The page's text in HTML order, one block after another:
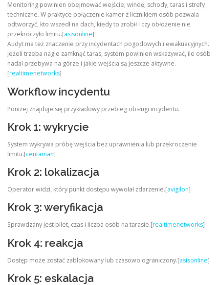
Monitoring powinien obejmować wejście, windę, schody, taras i strefy
techniczne. W praktyce połączenie kamer z licznikiem osób pozwala
odtworzyć, kto wszedł na dach, kiedy to zrobił i czy obłożenie nie
przekroczyło limitu.[asisonline]
Audyt ma też znaczenie przy incydentach pogodowych i ewakuacyjnych.
Jeżeli trzeba nagle zamknąć taras, system powinien wskazywać, ile osób
nadal przebywa na górze i jakie wejścia są jeszcze aktywne.
[realtimenetworks]
Workflow incydentu
Poniżej znajduje się przykładowy przebieg obsługi incydentu.
Krok 1: wykrycie
System wykrywa próbę wejścia bez uprawnienia lub przekroczenie
limitu.[centaman]
Krok 2: lokalizacja
Operator widzi, który punkt dostępu wywołał zdarzenie.[avigilon]
Krok 3: weryfikacja
Sprawdzany jest bilet, czas i liczba osób na tarasie.[realtimenetworks]
Krok 4: reakcja
Dostęp może zostać zablokowany lub czasowo ograniczony.[asisonline]
Krok 5: eskalacja